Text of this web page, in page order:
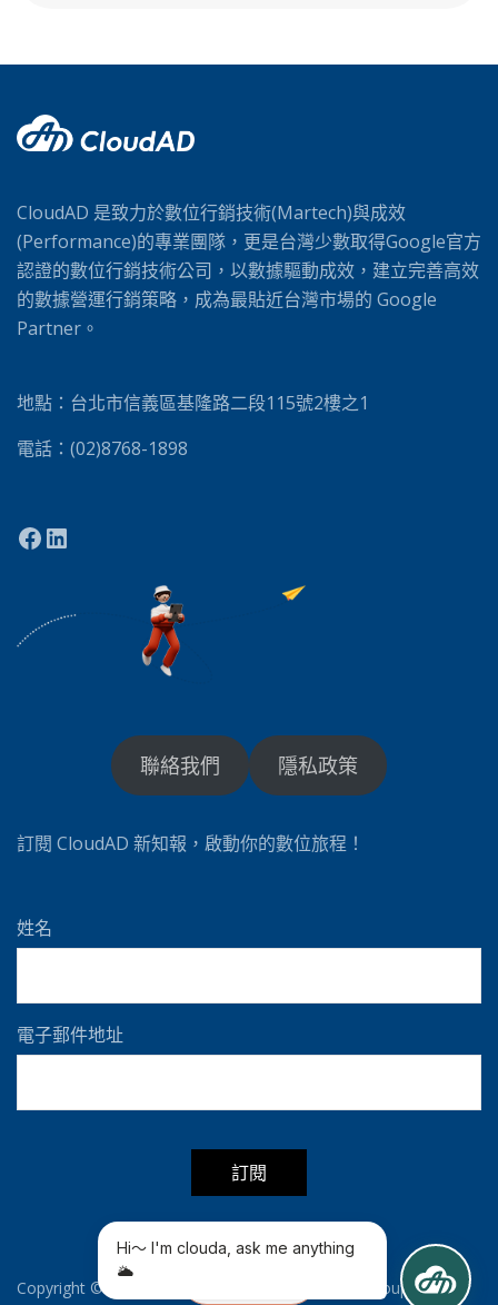
r
a
t
v
e
:
CloudAD 是致力於數位行銷技術(Martech)與成效
(Performance)的專業團隊，更是台灣少數取得Google官方
認證的數位行銷技術公司，以數據驅動成效，建立完善高效
的數據營運行銷策略，成為最貼近台灣市場的 Google
Partner。
地點：台北市信義區基隆路二段115號2樓之1
電話：(02)8768-1898
聯絡我們 隱私政策
訂閱 CloudAD 新知報，啟動你的數位旅程！
姓名
電子郵件地址
e
Copyright © CloudAD All Rights Reserved| iKala Group